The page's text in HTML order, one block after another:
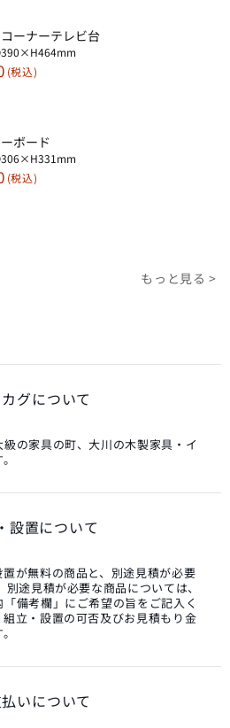
ーナーテレビ台​
ボード​
もっと見る >
グについて
の家具の町、大川の木製家具・イ
設置について
が無料の商品と、別途見積が必要
途見積が必要な商品については、
備考欄」にご希望の旨をご記入く
立・設置の可否及びお見積もり金
いについて